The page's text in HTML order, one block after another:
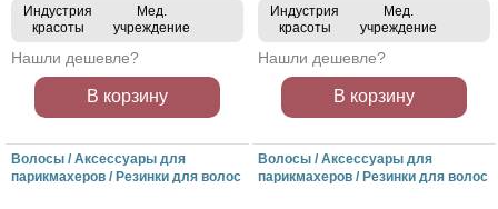
Индустрия
красоты
Мед.
учреждение
Нашли дешевле?
В корзину
Индустрия
красоты
Мед.
учреждение
Нашли дешевле?
В корзину
Волосы / Аксессуары для
парикмахеров / Резинки для волос
Волосы / Аксессуары для
парикмахеров / Резинки для волос